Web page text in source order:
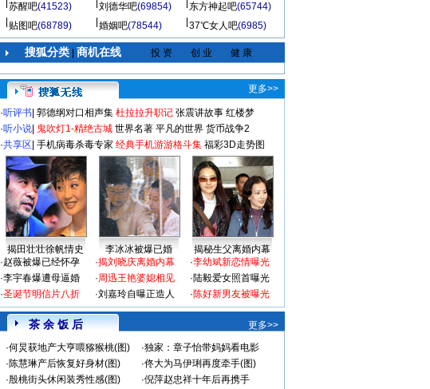
苏醒吧(41523) 刘德华吧(69854) 东方神起吧(65744)
贴图吧(68789) 婚姻吧(78544) 37℃女人吧(6985)
搜狐分类| 商机在线 投 资 创 业 健 康
更多>>
·听评书 郭德纲对口相声集 杜拉拉升职记 张震讲故事 红楼梦
·听小说 鬼吹灯1-精绝古城 世界名著 平凡的世界 货币战争2
·共享区 手机病毒杀毒专家 经典手机游游格斗集 福彩3D走势图
揭田壮壮徐帆情史 李冰冰被爆已婚
揭秘生父离婚内幕
·赵薇被爆已经怀孕
·李宇春爆遭母逼婚
·圣诞节明信片八折
·揭刘晓庆离婚内幕
·周迅王艳婆媳相见
·刘嘉玲自曝正造人
·李幼斌新恋情曝光
·陆毅爱女照首曝光
·陈好新男友被曝光
茶 余 饭 后
更多>>
·何炅获地产大亨喂猕猴桃(图) ·独家：章子怡带妈妈看电影
·陈慧琳产后恢复好身材(图) ·佟大为马伊琍再度牵手(图)
·殷桃街头休闲装秀性感(图) ·倪萍赵忠祥十年后再携手